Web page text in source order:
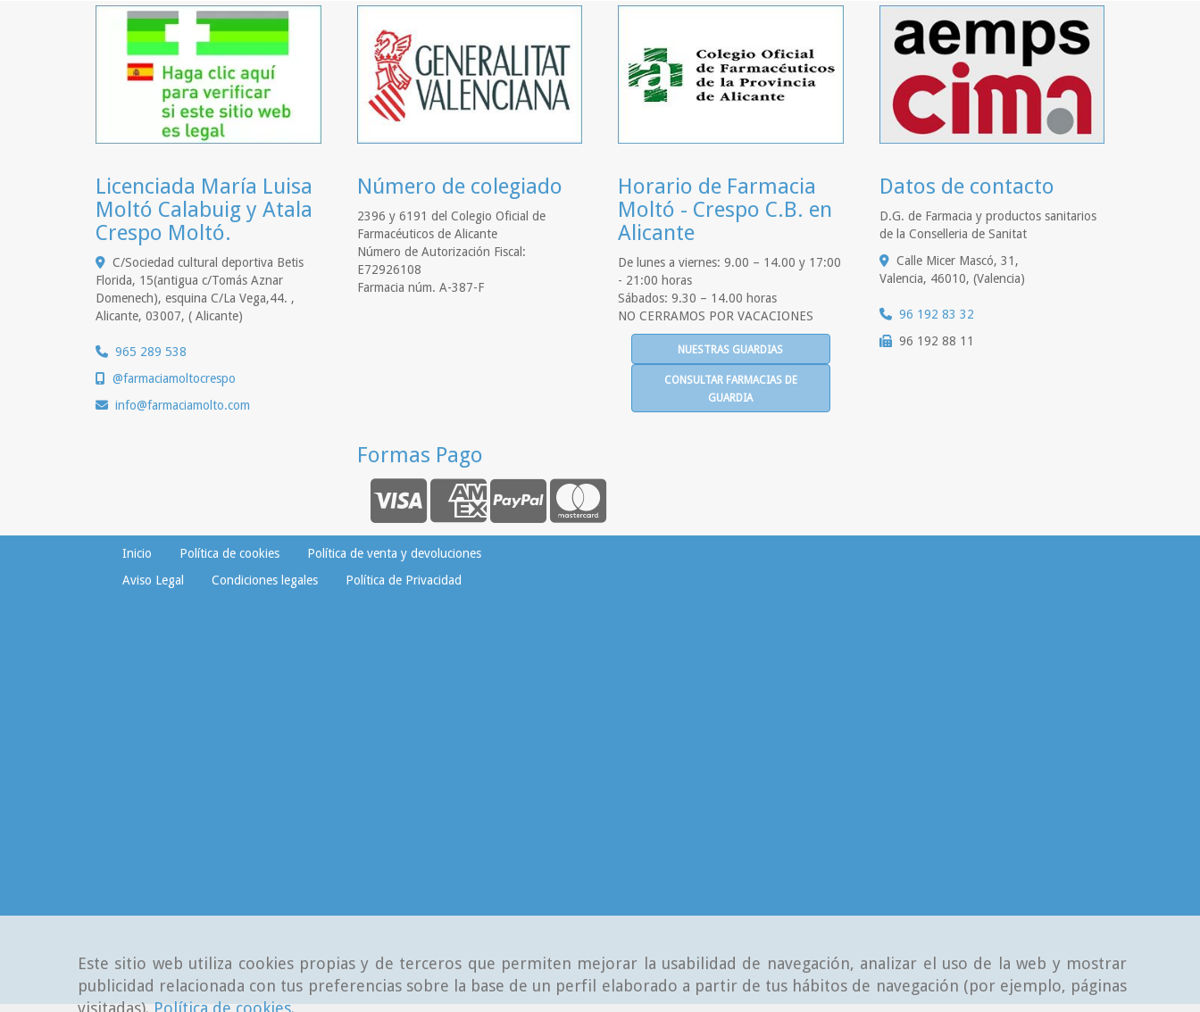
Este sitio web utiliza cookies propias y de terceros que permiten mejorar la usabilidad de navegación, analizar el uso de la web y mostrar
publicidad relacionada con tus preferencias sobre la base de un perfil elaborado a partir de tus hábitos de navegación (por ejemplo, páginas
visitadas).Política de cookies.
Licenciada María Luisa
Moltó Calabuig y Atala
Crespo Moltó.
C/Sociedad cultural deportiva Betis
Florida, 15(antigua c/Tomás Aznar
Domenech), esquina C/La Vega,44. ,
Alicante, 03007, ( Alicante)
965 289 538
@farmaciamoltocrespo
info
farmaciamolto.com
Número de colegiado
2396 y 6191 del Colegio Oficial de
Farmacéuticos de Alicante
Número de Autorización Fiscal:
E72926108
Farmacia núm. A-387-F
Horario de Farmacia
Moltó - Crespo C.B. en
Alicante
De lunes a viernes: 9.00 – 14.00 y 17:00
- 21:00 horas
Sábados: 9.30 – 14.00 horas
NO CERRAMOS POR VACACIONES
NUESTRAS GUARDIAS
CONSULTAR FARMACIAS DE
GUARDIA
Datos de contacto
D.G. de Farmacia y productos sanitarios
de la Conselleria de Sanitat
Calle Micer Mascó, 31,
Valencia, 46010, (Valencia)
96 192 83 32
96 192 88 11
Formas Pago
Inicio Política de cookies
Política de venta y devoluciones
Aviso Legal
Condiciones legales Política de Privacidad